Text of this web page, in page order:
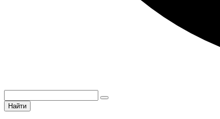
Найти